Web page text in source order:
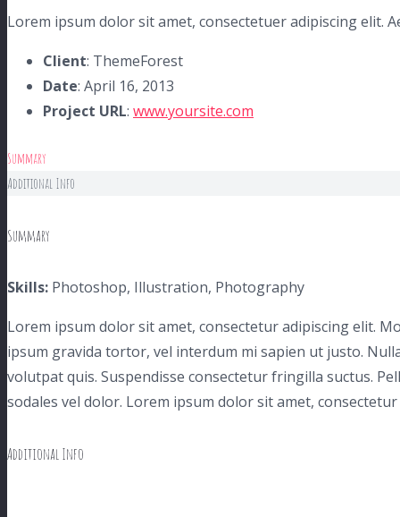
Lorem ipsum dolor sit amet, consectetuer adipiscing elit.
Client: ThemeForest
Date: April 16, 2013
Project URL: www.yoursite.com
Summary
Additional Info
Summary
Skills: Photoshop, Illustration, Photography
Lorem ipsum dolor sit amet, consectetur adipiscing elit.
ipsum gravida tortor, vel interdum mi sapien ut justo.
volutpat quis. Suspendisse consectetur fringilla suctus.
sodales vel dolor. Lorem ipsum dolor sit amet,
Additional Info